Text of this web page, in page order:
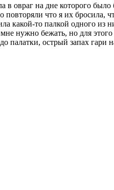
овраг на дне которого
что я их бросила,
какой-то палкой одного из
нужно бежать, но для
острый запах гари